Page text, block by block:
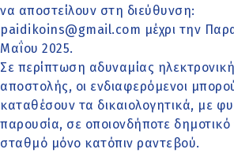
να αποστείλουν στη διεύθυνση:
paidikoins@gmail.com μέχρι την
Μαΐου 2025.
Σε περίπτωση αδυναμίας
αποστολής, οι ενδιαφερόμενοι
καταθέσουν τα δικαιολογητικά, με
παρουσία, σε οποιονδήποτε δημοτικό
σταθμό μόνο κατόπιν ραντεβού.